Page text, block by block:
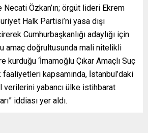
Necati Özkan’ın; örgüt lideri Ekrem
Halk Partisi’ni yasa dışı
Cumhurbaşkanlığı adaylığı için
amaç doğrultusunda mali nitelikli
kurduğu ‘İmamoğlu Çıkar Amaçlı Suç
faaliyetleri kapsamında, İstanbul’daki
verilerini yabancı ülke istihbarat
iddiası yer aldı.